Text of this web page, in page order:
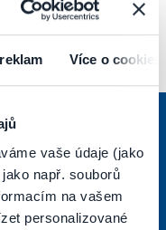
Více o cookies
vaše údaje (jako
např. souborů
na vašem
personalizované
NOVINIEK
si najnovšie špeciálne